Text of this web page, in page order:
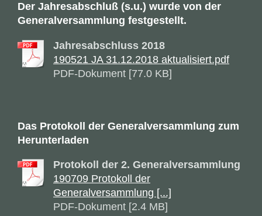
Der Jahresabschluß (s.u.) wurde von der
Generalversammlung festgestellt.
Jahresabschluss 2018
190521 JA 31.12.2018 aktualisiert.pdf
PDF-Dokument [77.0 KB]
Das Protokoll der Generalversammlung zum
Herunterladen
Protokoll der 2. Generalversammlung
190709 Protokoll der
Generalversammlung [...]
PDF-Dokument [2.4 MB]